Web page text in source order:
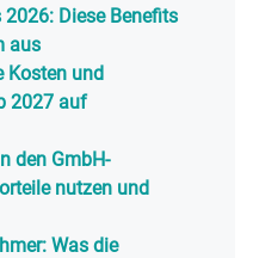
Diese Benefits
aus
Kosten und
2027 auf
den GmbH-
nutzen und
Was die